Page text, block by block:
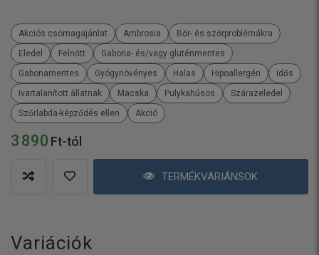
3 890 Ft-tól
TERMÉKVARIÁNSOK
Akciós csomagajánlat Ambrosia
Bőr- és szőrproblémákra
Eledel
Felnőtt
Gabona- és/vagy gluténmentes
Gabonamentes
Gyógynövényes Halas Hipoallergén
Idős
Ivartalanított állatnak
Macska Pulykahúsos
Szárazeledel
Szőrlabda-képződés ellen
Akció
Variációk